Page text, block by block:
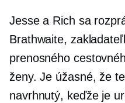
Jesse a Rich sa
Brathwaite,
prenosného
ženy. Je úžasné, že
navrhnutý, keďže je